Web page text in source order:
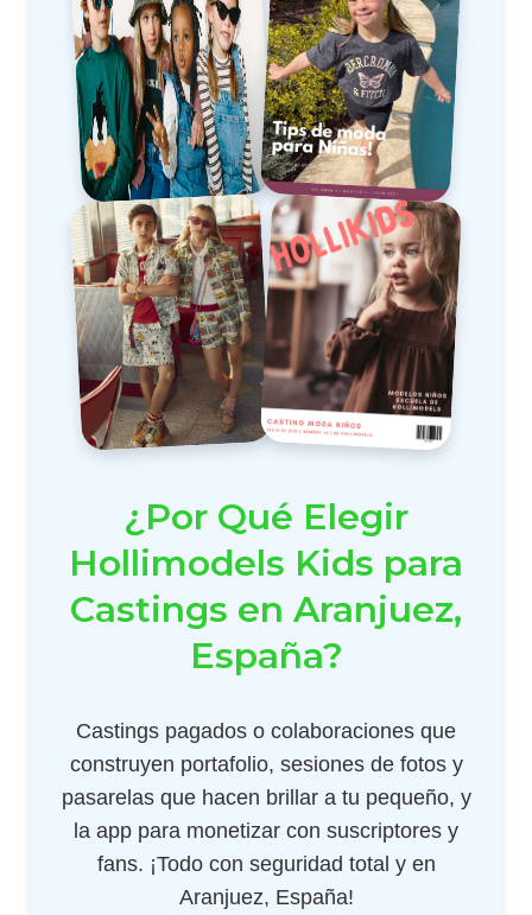
¿Por Qué Elegir
Hollimodels Kids para
Castings en Aranjuez,
España?
Castings pagados o colaboraciones que
construyen portafolio, sesiones de fotos y
pasarelas que hacen brillar a tu pequeño, y
la app para monetizar con suscriptores y
fans. ¡Todo con seguridad total y en
Aranjuez, España!